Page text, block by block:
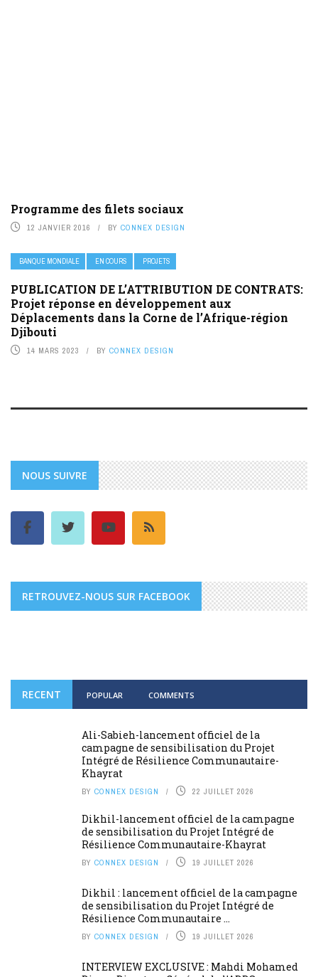
Programme des filets sociaux
12 JANVIER 2016 BY CONNEX DESIGN
BANQUE MONDIALE EN COURS PROJETS
PUBLICATION DE L’ATTRIBUTION DE CONTRATS:
Projet réponse en développement aux
Déplacements dans la Corne de l’Afrique-région
Djibouti
14 MARS 2023 BY CONNEX DESIGN
NOUS SUIVRE
RETROUVEZ-NOUS SUR FACEBOOK
RECENT POPULAR COMMENTS
Ali-Sabieh-lancement officiel de la
campagne de sensibilisation du Projet
Intégré de Résilience Communautaire-
Khayrat
BY CONNEX DESIGN 22 JUILLET 2026
Dikhil-lancement officiel de la campagne
de sensibilisation du Projet Intégré de
Résilience Communautaire-Khayrat
BY CONNEX DESIGN 19 JUILLET 2026
Dikhil : lancement officiel de la campagne
de sensibilisation du Projet Intégré de
Résilience Communautaire ...
BY CONNEX DESIGN 19 JUILLET 2026
INTERVIEW EXCLUSIVE : Mahdi Mohamed